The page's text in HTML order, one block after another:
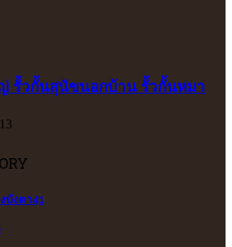
รั้วกั้นสุนัขนอกบ้าน รั้วกั้นหมา
บังตา41